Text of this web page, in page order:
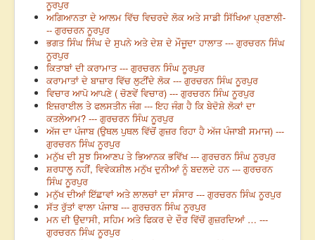
ਨੂਰਪੁਰ
ਅਗਿਆਨਤਾ ਦੇ ਆਲਮ ਵਿੱਚ ਵਿਚਰਦੇ ਲੋਕ ਅਤੇ ਸਾਡੀ ਸਿੱਖਿਆ ਪ੍ਰਣਾਲੀ-
-- ਗੁਰਚਰਨ ਨੂਰਪੁਰ
ਭਗਤ ਸਿੰਘ ਸਿੰਘ ਦੇ ਸੁਪਨੇ ਅਤੇ ਦੇਸ਼ ਦੇ ਮੌਜੂਦਾ ਹਾਲਾਤ --- ਗੁਰਚਰਨ ਸਿੰਘ
ਨੂਰਪੁਰ
ਕਿਤਾਬਾਂ ਦੀ ਕਰਾਮਾਤ --- ਗੁਰਚਰਨ ਸਿੰਘ ਨੂਰਪੁਰ
ਕਰਾਮਾਤਾਂ ਦੇ ਬਾਜ਼ਾਰ ਵਿੱਚ ਲੁਟੀਂਦੇ ਲੋਕ --- ਗੁਰਚਰਨ ਸਿੰਘ ਨੂਰਪੁਰ
ਵਿਚਾਰ ਆਪੋ ਆਪਣੇ ( ਚੋਣਵੇਂ ਵਿਚਾਰ) --- ਗੁਰਚਰਨ ਸਿੰਘ ਨੂਰਪੁਰ
ਇਜ਼ਰਾਈਲ ਤੇ ਫਲਸਤੀਨ ਜੰਗ --- ਇਹ ਜੰਗ ਹੈ ਕਿ ਬੇਦੋਸ਼ੇ ਲੋਕਾਂ ਦਾ
ਕਤਲੇਆਮ? --- ਗੁਰਚਰਨ ਸਿੰਘ ਨੂਰਪੁਰ
ਅੱਜ ਦਾ ਪੰਜਾਬ (ਉਥਲ ਪੁਥਲ ਵਿੱਚੋਂ ਗੁਜ਼ਰ ਰਿਹਾ ਹੈ ਅੱਜ ਪੰਜਾਬੀ ਸਮਾਜ) ---
ਗੁਰਚਰਨ ਸਿੰਘ ਨੂਰਪੁਰ
ਮਨੁੱਖ ਦੀ ਸੂਝ ਸਿਆਣਪ ਤੇ ਭਿਆਨਕ ਭਵਿੱਖ --- ਗੁਰਚਰਨ ਸਿੰਘ ਨੂਰਪੁਰ
ਸ਼ਰਧਾਲੂ ਨਹੀਂ, ਵਿਵੇਕਸ਼ੀਲ ਮਨੁੱਖ ਦੁਨੀਆਂ ਨੂੰ ਬਦਲਦੇ ਹਨ --- ਗੁਰਚਰਨ
ਸਿੰਘ ਨੂਰਪੁਰ
ਮਨੁੱਖ ਦੀਆਂ ਇੱਛਾਵਾਂ ਅਤੇ ਲਾਲਚਾਂ ਦਾ ਸੰਸਾਰ --- ਗੁਰਚਰਨ ਸਿੰਘ ਨੂਰਪੁਰ
ਸੱਤ ਰੁੱਤਾਂ ਵਾਲਾ ਪੰਜਾਬ --- ਗੁਰਚਰਨ ਸਿੰਘ ਨੂਰਪੁਰ
ਮਨ ਦੀ ਉਦਾਸੀ, ਸਹਿਮ ਅਤੇ ਫਿਕਰ ਦੇ ਦੌਰ ਵਿੱਚੋਂ ਗੁਜ਼ਰਦਿਆਂ … ---
ਗੁਰਚਰਨ ਸਿੰਘ ਨੂਰਪੁਰ